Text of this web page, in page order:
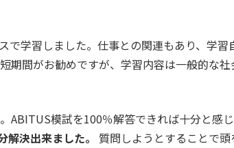
で学習しました。仕事との関連もあり、学
期間がお勧めですが、学習内容は一般的な
ABITUS模試を100％解答できれば十分と感じ
決出来ました。 質問しようとすることで